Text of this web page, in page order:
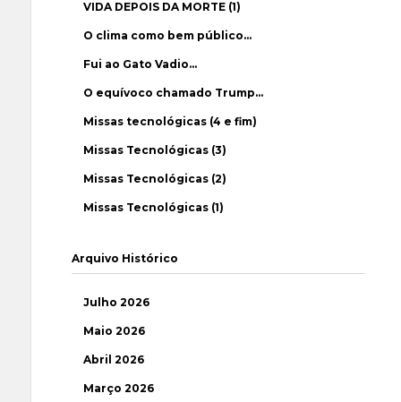
VIDA DEPOIS DA MORTE (1)
O clima como bem público…
Fui ao Gato Vadio…
O equívoco chamado Trump…
Missas tecnológicas (4 e fim)
Missas Tecnológicas (3)
Missas Tecnológicas (2)
Missas Tecnológicas (1)
Arquivo Histórico
Julho 2026
Maio 2026
Abril 2026
Março 2026